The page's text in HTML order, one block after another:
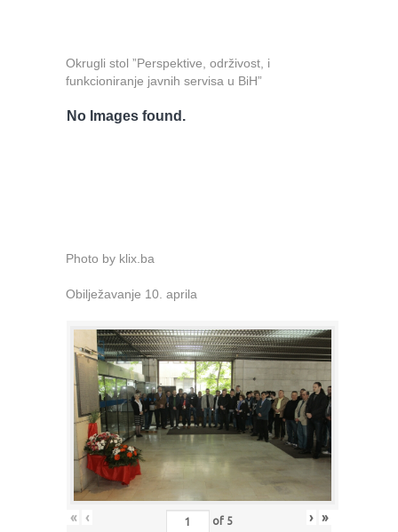
Okrugli stol ”Perspektive, održivost, i
funkcioniranje javnih servisa u BiH”
No Images found.
Photo by klix.ba
Obilježavanje 10. aprila
« ‹ of 5 › »